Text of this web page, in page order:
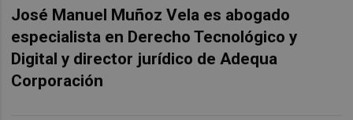
José Manuel Muñoz Vela es abogado
especialista en Derecho Tecnológico y
Digital y director jurídico de Adequa
Corporación